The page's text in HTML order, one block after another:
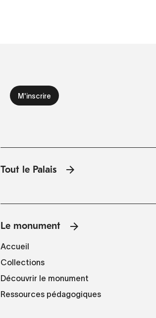
Tout le Palais
Le monument
Accueil
Collections
Découvrir le monument
Ressources pédagogiques